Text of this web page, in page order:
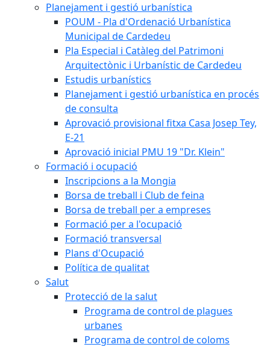
Planejament i gestió urbanística
POUM - Pla d'Ordenació Urbanística
Municipal de Cardedeu
Pla Especial i Catàleg del Patrimoni
Arquitectònic i Urbanístic de Cardedeu
Estudis urbanístics
Planejament i gestió urbanística en procés
de consulta
Aprovació provisional fitxa Casa Josep Tey,
E-21
Aprovació inicial PMU 19 "Dr. Klein"
Formació i ocupació
Inscripcions a la Mongia
Borsa de treball i Club de feina
Borsa de treball per a empreses
Formació per a l'ocupació
Formació transversal
Plans d'Ocupació
Política de qualitat
Salut
Protecció de la salut
Programa de control de plagues
urbanes
Programa de control de coloms